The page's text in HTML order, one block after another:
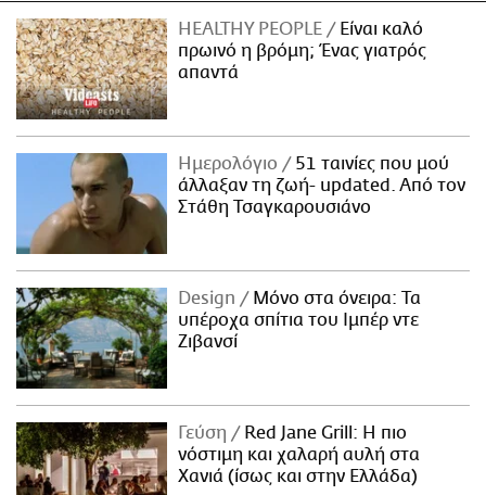
HEALTHY PEOPLE
Είναι καλό
πρωινό η βρόμη; Ένας γιατρός
απαντά
Ημερολόγιο
51 ταινίες που μού
άλλαξαν τη ζωή- updated. Aπό τον
Στάθη Τσαγκαρουσιάνο
Design
Μόνο στα όνειρα: Τα
υπέροχα σπίτια του Ιμπέρ ντε
Ζιβανσί
Γεύση
Red Jane Grill: Η πιο
νόστιμη και χαλαρή αυλή στα
Χανιά (ίσως και στην Ελλάδα)